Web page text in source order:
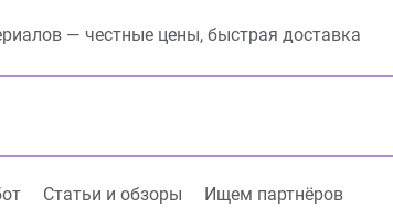
— честные цены, быстрая доставка
Статьи и обзоры Ищем партнёров